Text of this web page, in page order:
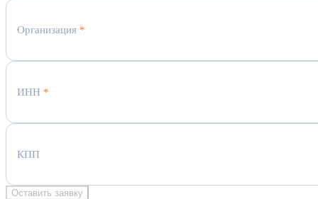
Организация *
ИНН *
КПП
Оставить заявку